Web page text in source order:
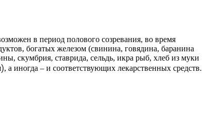
в период полового созревания, во время
богатых железом (свинина, говядина, баранина
скумбрия, ставрида, сельдь, икра рыб, хлеб из муки
), а иногда – и соответствующих лекарственных средств.